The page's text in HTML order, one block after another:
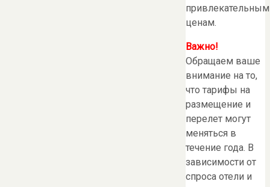
привлекательным
ценам.
Важно!
Обращаем ваше
внимание на то,
что тарифы на
размещение и
перелет могут
меняться в
течение года. В
зависимости от
спроса отели и